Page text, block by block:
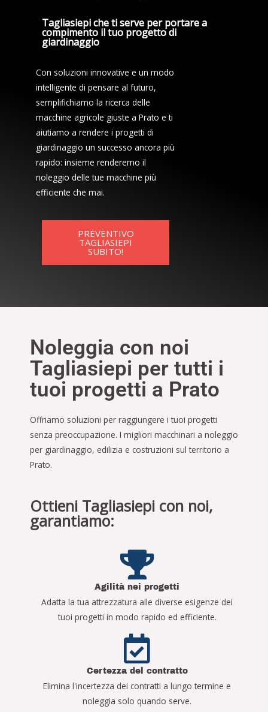
Tagliasiepi che ti serve per portare a
compimento il tuo progetto di
giardinaggio
Con soluzioni innovative e un modo
intelligente di pensare al futuro,
semplifichiamo la ricerca delle
macchine agricole giuste a Prato e ti
aiutiamo a rendere i progetti di
giardinaggio un successo ancora più
rapido: insieme renderemo il
noleggio delle tue macchine più
efficiente che mai.
PREVENTIVO
TAGLIASIEPI
SUBITO!
Noleggia con noi
Tagliasiepi per tutti i
tuoi progetti a Prato
Offriamo soluzioni per raggiungere i tuoi progetti
senza preoccupazione. I migliori macchinari a noleggio
per giardinaggio, edilizia e costruzioni sul territorio a
Prato.
Ottieni Tagliasiepi con noi,
garantiamo:
Agilità nei progetti
Adatta la tua attrezzatura alle diverse esigenze dei
tuoi progetti in modo rapido ed efficiente.
Certezza del contratto
Elimina l'incertezza dei contratti a lungo termine e
noleggia solo quando serve.